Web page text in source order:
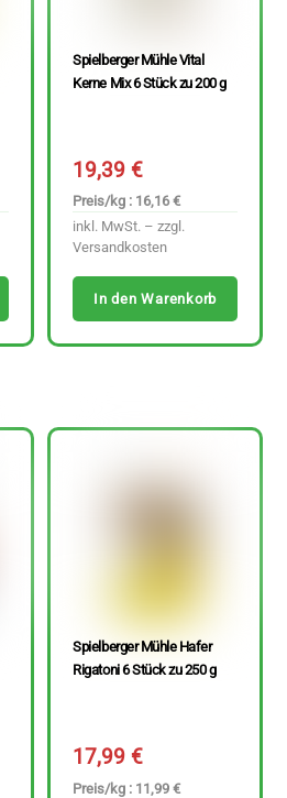
Spielberger Mühle Vital
Kerne Mix 6 Stück zu 200 g
19,39€
Preis/kg : 16,16 €
inkl. MwSt. – zzgl.
Versandkosten
In den Warenkorb
Spielberger Mühle Hafer
Rigatoni 6 Stück zu 250 g
17,99€
Preis/kg : 11,99 €